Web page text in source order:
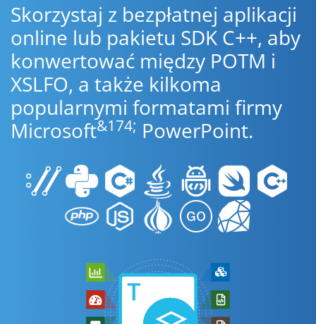
Skorzystaj z bezpłatnej aplikacji
online lub pakietu SDK C++, aby
konwertować między POTM i
XSLFO, a także kilkoma
popularnymi formatami firmy
Microsoft&174; PowerPoint.